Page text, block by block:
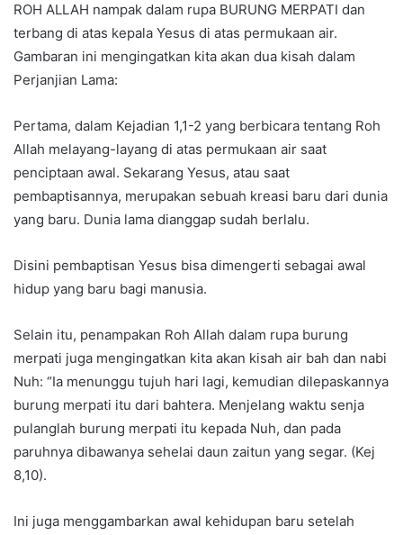
ROH ALLAH nampak dalam rupa BURUNG MERPATI dan
terbang di atas kepala Yesus di atas permukaan air.
Gambaran ini mengingatkan kita akan dua kisah dalam
Perjanjian Lama:
Pertama, dalam Kejadian 1,1-2 yang berbicara tentang Roh
Allah melayang-layang di atas permukaan air saat
penciptaan awal. Sekarang Yesus, atau saat
pembaptisannya, merupakan sebuah kreasi baru dari dunia
yang baru. Dunia lama dianggap sudah berlalu.
Disini pembaptisan Yesus bisa dimengerti sebagai awal
hidup yang baru bagi manusia.
Selain itu, penampakan Roh Allah dalam rupa burung
merpati juga mengingatkan kita akan kisah air bah dan nabi
Nuh: “Ia menunggu tujuh hari lagi, kemudian dilepaskannya
burung merpati itu dari bahtera. Menjelang waktu senja
pulanglah burung merpati itu kepada Nuh, dan pada
paruhnya dibawanya sehelai daun zaitun yang segar. (Kej
8,10).
Ini juga menggambarkan awal kehidupan baru setelah